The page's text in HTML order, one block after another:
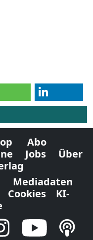
Abo
Jobs
Über
Mediadaten
Cookies
KI-